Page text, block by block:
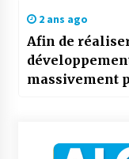
2 ans ago
Afin de
massivement